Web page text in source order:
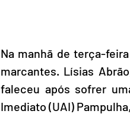
Na manhã de terça-
marcantes. Lísias
faleceu após sofrer
Imediato (UAI)